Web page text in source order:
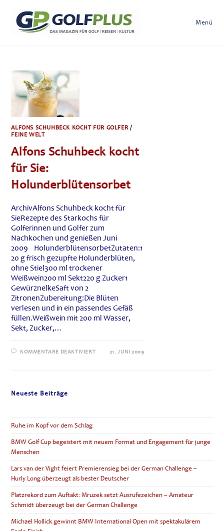
springen
Menü
ALFONS SCHUHBECK KOCHT FÜR GOLFER/
FEINE WELT
Alfons Schuhbeck kocht
für Sie:
Holunderblütensorbet
ArchivAlfons Schuhbeck kocht für
SieRezepte des Starkochs für
Golferinnen und Golfer zum
Nachkochen und genießen Juni
2009 HolunderblütensorbetZutaten:1
20 g frisch gezupfte Holunderblüten,
ohne Stiel300 ml trockener
Weißwein200 ml Sekt220 g Zucker1
GewürznelkeSaft von 2
ZitronenZubereitung:Die Blüten
verlesen und in ein passendes Gefäß
füllen.Weißwein mit 200 ml Wasser,
Sekt, Zucker,…
KOMMENTARE DEAKTIVIERTFÜR 21. JUNI 2009
Neueste Beiträge
Ruhe im Kopf vor dem Schlag
BMW Golf Cup begeistert mit neuem Format und Engagement für junge
Menschen
Lars van der Vight feiert Premierensieg bei der German Challenge –
Hurly Long überzeugt als bester Deutscher
Platzrekord zum Auftakt: Mruzek setzt Ausrufezeichen – Amateur
Schmidt überzeugt bei der German Challenge
Michael Hollick gewinnt BMW International Open mit spektakulärem